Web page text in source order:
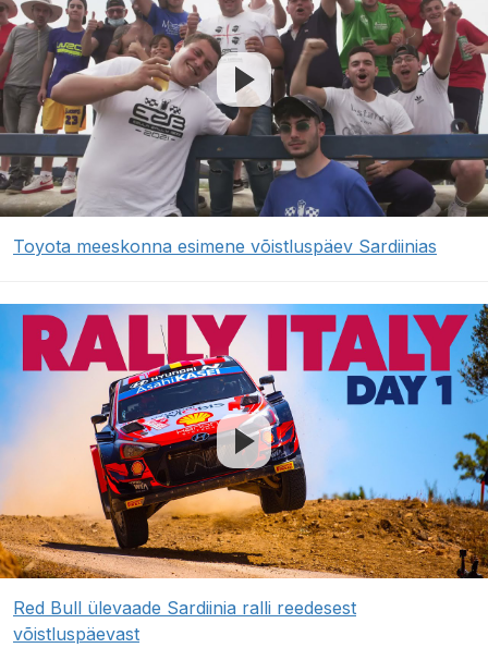
Toyota meeskonna esimene võistluspäev Sardiinias
Red Bull ülevaade Sardiinia ralli reedesest
võistluspäevast